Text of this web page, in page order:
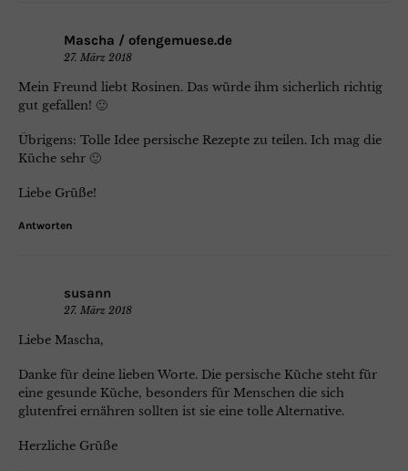
Mascha / ofengemuese.de
27. März 2018
Mein Freund liebt Rosinen. Das würde ihm sicherlich richtig
gut gefallen! 🙂
Übrigens: Tolle Idee persische Rezepte zu teilen. Ich mag die
Küche sehr 🙂
Liebe Grüße!
Antworten
susann
27. März 2018
Liebe Mascha,
Danke für deine lieben Worte. Die persische Küche steht für
eine gesunde Küche, besonders für Menschen die sich
glutenfrei ernähren sollten ist sie eine tolle Alternative.
Herzliche Grüße